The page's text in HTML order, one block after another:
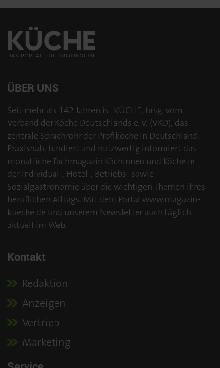
ÜBER UNS
Seit mehr als 142 Jahren ist KÜCHE, hrsg. vom
Verband der Köche Deutschlands e. V. (VKD), das
zentrale Sprachrohr der Profiköche in Deutschland.
Praxisnah, fundiert und nutzwertig informiert das
monatliche Fachmagazin Köchinnen und Köche in
der Individual-, Hotel-, Betriebs- sowie
Sozialgastronomie über die wichtigen Themen ihres
beruflichen Alltags. Mit dem Portal www.magazin-
kueche.de und unserem Newsletter auch täglich
aktuell im Web.
Kontakt
Redaktion
Anzeigen
Vertrieb
Marketing